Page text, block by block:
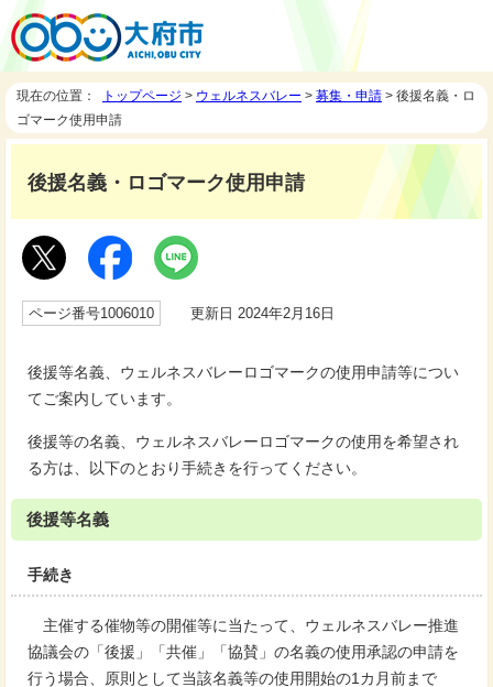
現在の位置： トップページ > ウェルネスバレー > 募集・申請 > 後援名義・ロ
ゴマーク使用申請
後援名義・ロゴマーク使用申請
ページ番号1006010 更新日 2024年2月16日
後援等名義、ウェルネスバレーロゴマークの使用申請等につい
てご案内しています。
後援等の名義、ウェルネスバレーロゴマークの使用を希望され
る方は、以下のとおり手続きを行ってください。
後援等名義
手続き
主催する催物等の開催等に当たって、ウェルネスバレー推進
協議会の「後援」「共催」「協賛」の名義の使用承認の申請を
行う場合、原則として当該名義等の使用開始の1カ月前まで